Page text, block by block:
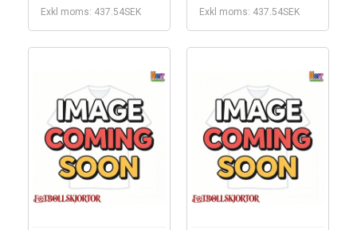
Exkl moms: 437.54SEK Exkl moms: 437.54SEK